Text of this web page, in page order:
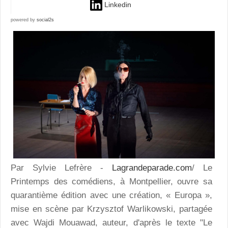
Linkedin
powered by social2s
Par Sylvie Lefrère - Lagrandeparade.com/ Le
Printemps des comédiens, à Montpellier, ouvre sa
quarantième édition avec une création, « Europa »,
mise en scène par Krzysztof Warlikowski, partagée
avec Wajdi Mouawad, auteur, d'après le texte "Le